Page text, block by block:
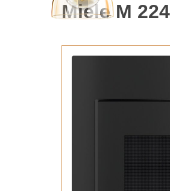
Miele M